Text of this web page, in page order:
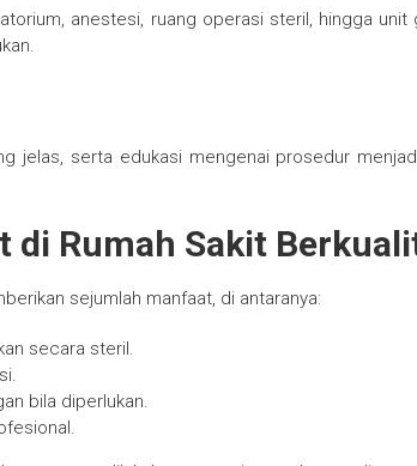
anestesi, ruang operasi steril, hingga unit
jelas, serta edukasi mengenai prosedur
di Rumah Sakit
sejumlah manfaat, di antaranya:
secara steril.
bila diperlukan.